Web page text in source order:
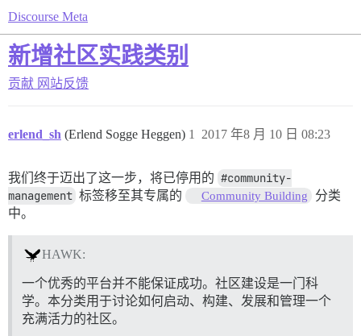
Discourse Meta
新增社区实践类别
贡献 网站反馈
erlend_sh (Erlend Sogge Heggen) 2017 年8 月 10 日 08:23
1
我们终于迈出了这一步，将已停用的 #community-
management 标签移至其专属的 Community Building
分类
中。
HAWK:
一个优秀的平台并不能保证成功。社区建设是一门科
学。本分类用于讨论如何启动、构建、发展和管理一个
充满活力的社区。